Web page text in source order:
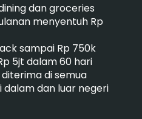
dan groceries
menyentuh Rp
sampai Rp 750k
5jt dalam 60 hari
di semua
dalam dan luar negeri